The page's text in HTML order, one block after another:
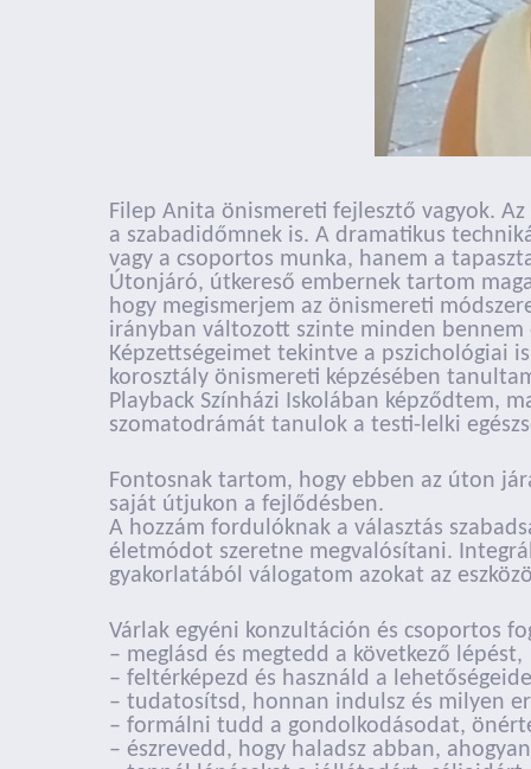
Filep Anita önismereti fejlesztő vagyok.
a szabadidőmnek is. A dramatikus
vagy a csoportos munka, hanem a
Útonjáró, útkereső embernek tartom
hogy megismerjem az önismereti
irányban változott szinte minden
Képzettségeimet tekintve a pszichológiai
korosztály önismereti képzésében
Playback Színházi Iskolában képződtem,
szomatodrámát tanulok a testi-lelki
Fontosnak tartom, hogy ebben az úton
saját útjukon a fejlődésben.
A hozzám fordulóknak a választás
életmódot szeretne megvalósítani.
gyakorlatából válogatom azokat az
Várlak egyéni konzultáción és csoportos
– meglásd és megtedd a következő lépést,
– feltérképezd és használd a
– tudatosítsd, honnan indulsz és milyen
– formálni tudd a gondolkodásodat,
– észrevedd, hogy haladsz abban,